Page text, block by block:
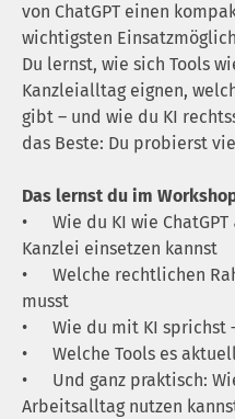
von ChatGPT einen
wichtigsten
Du lernst, wie sich Tools
Kanzleialltag eignen,
gibt – und wie du KI
das Beste: Du probierst
Das lernst du im
•
Wie du KI wie
Kanzlei einsetzen kannst
•
Welche rechtlichen
musst
•
Wie du mit KI
•
Welche Tools es
•
Und ganz praktisch:
Arbeitsalltag nutzen